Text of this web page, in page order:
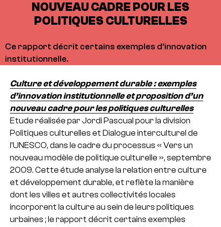
NOUVEAU CADRE POUR LES
POLITIQUES CULTURELLES
Ce rapport décrit certains exemples d’innovation
institutionnelle.
Culture et développement durable : exemples
d’innovation institutionnelle et proposition d’un
nouveau cadre pour les politiques culturelles
Etude réalisée par Jordi Pascual pour la division
Politiques culturelles et Dialogue interculturel de
l’UNESCO, dans le cadre du processus « Vers un
nouveau modèle de politique culturelle », septembre
2009. Cette étude analyse la relation entre culture
et développement durable, et reflète la manière
dont les villes et autres collectivités locales
incorporent la culture au sein de leurs politiques
urbaines ; le rapport décrit certains exemples